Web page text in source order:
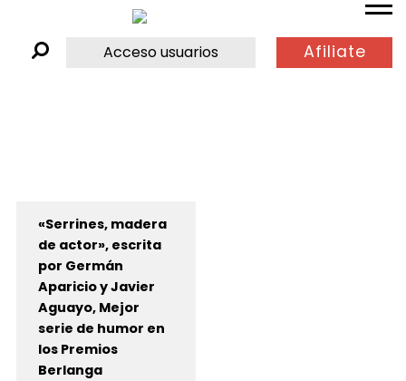
Acceso usuarios Afiliate
«Serrines, madera
de actor», escrita
por Germán
Aparicio y Javier
Aguayo, Mejor
serie de humor en
los Premios
Berlanga